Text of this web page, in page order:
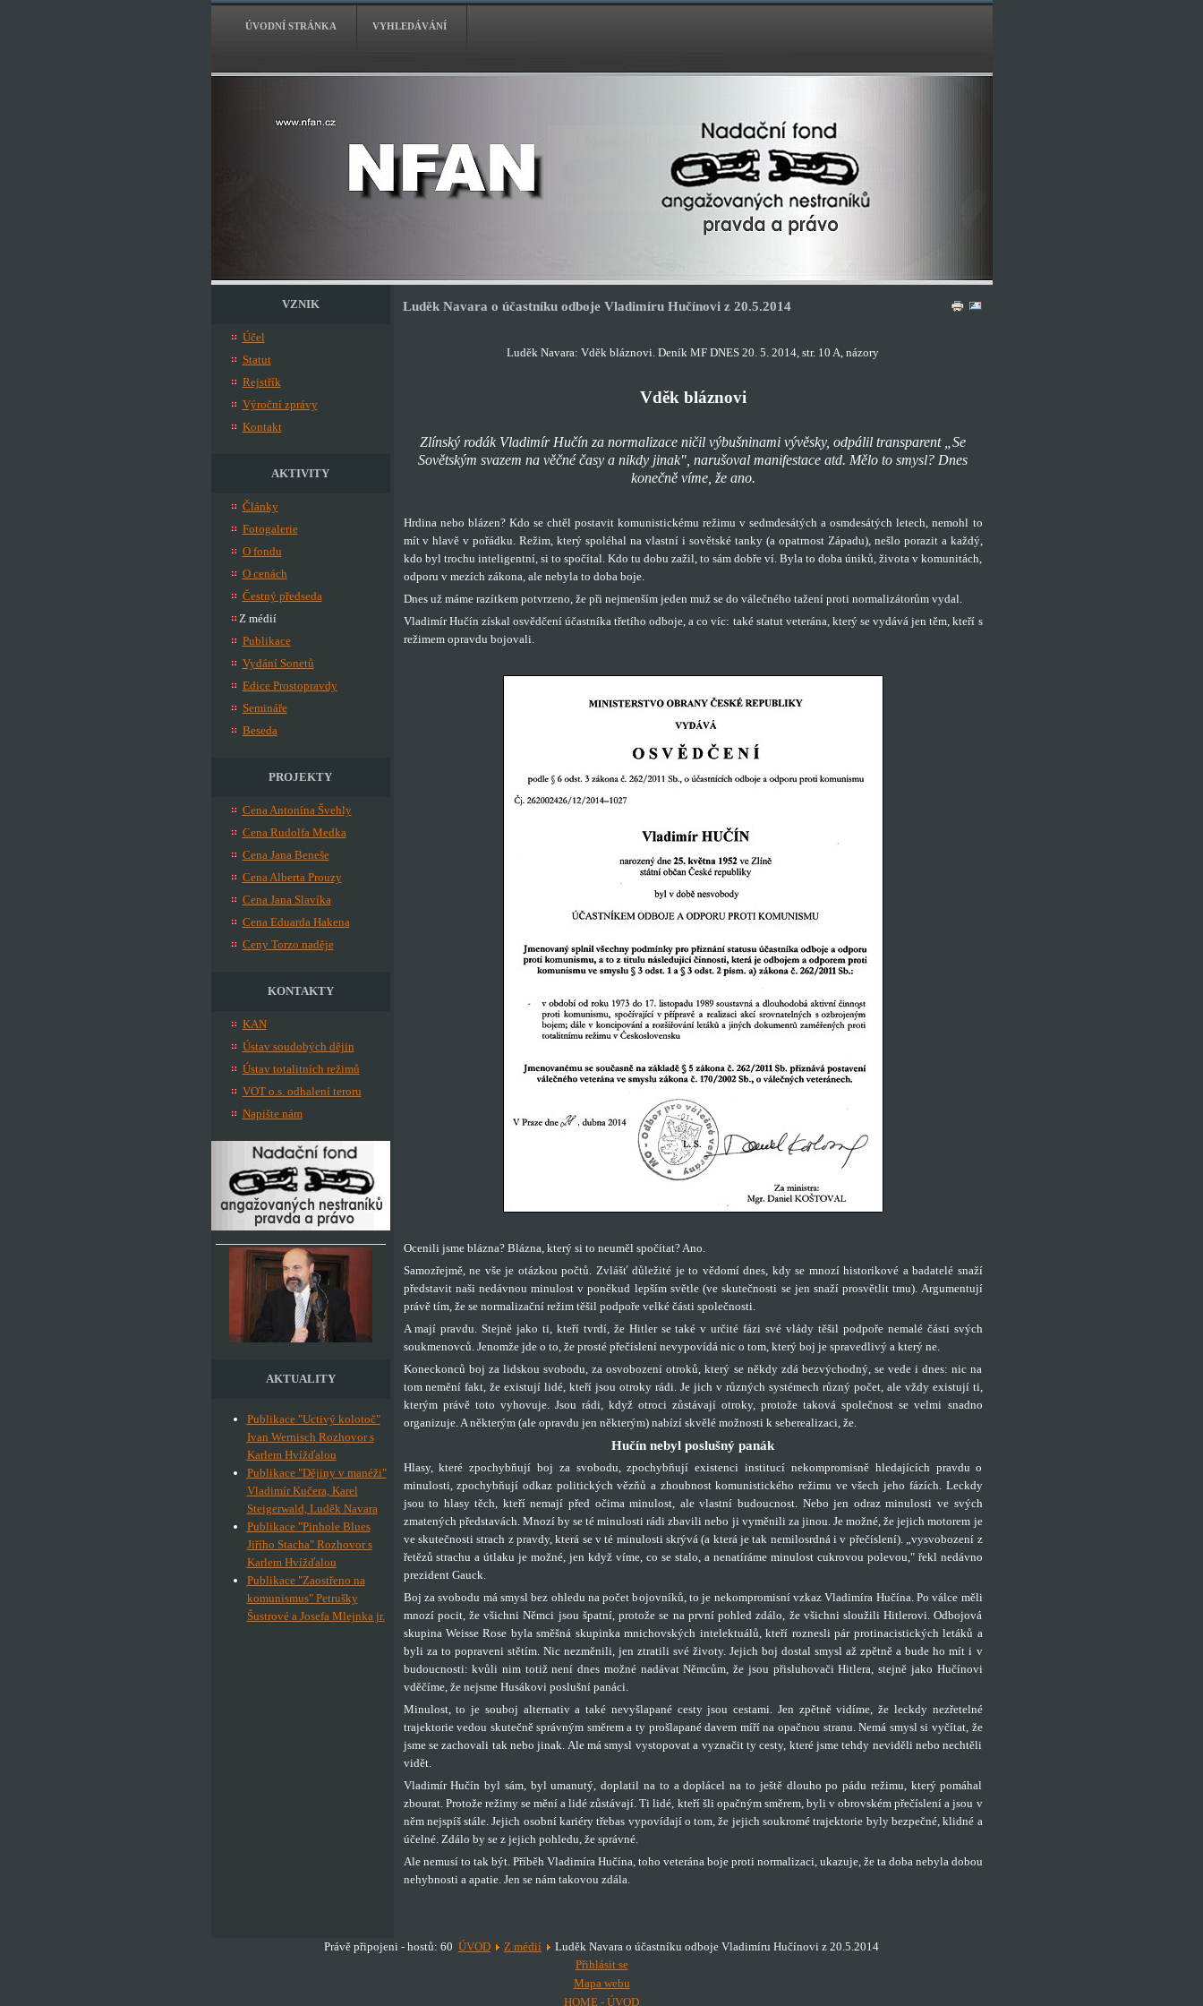
ÚVODNÍ STRÁNKA VYHLEDÁVÁNÍ
VZNIK
Účel
Statut
Rejstřík
Výroční zprávy
Kontakt
AKTIVITY
Články
Fotogalerie
O fondu
O cenách
Čestný předseda
Z médií
Publikace
Vydání Sonetů
Edice Prostopravdy
Semináře
Beseda
PROJEKTY
Cena Antonína Švehly
Cena Rudolfa Medka
Cena Jana Beneše
Cena Alberta Prouzy
Cena Jana Slavíka
Cena Eduarda Hakena
Ceny Torzo naděje
KONTAKTY
KAN
Ústav soudobých dějin
Ústav totalitních režimů
VOT o.s. odhalení teroru
Napište nám
AKTUALITY
Publikace "Uctivý kolotoč"
Ivan Wernisch Rozhovor s
Karlem Hvížďalou
Publikace "Dějiny v manéži"
Vladimír Kučera, Karel
Steigerwald, Luděk Navara
Publikace "Pinhole Blues
Jiřího Stacha" Rozhovor s
Karlem Hvížďalou
Publikace "Zaostřeno na
komunismus" Petrušky
Šustrové a Josefa Mlejnka jr.
Luděk Navara o účastníku odboje Vladimíru Hučínovi z 20.5.2014
Luděk Navara: Vděk bláznovi. Deník MF DNES 20. 5. 2014, str. 10 A, názory
Vděk bláznovi
Zlínský rodák Vladimír Hučín za normalizace ničil výbušninami vývěsky, odpálil transparent „Se
Sovětským svazem na věčné časy a nikdy jinak", narušoval manifestace atd. Mělo to smysl? Dnes
konečně víme, že ano.
Hrdina nebo blázen? Kdo se chtěl postavit komunistickému režimu v sedmdesátých a osmdesátých letech, nemohl to
mít v hlavě v pořádku. Režim, který spoléhal na vlastní i sovětské tanky (a opatrnost Západu), nešlo porazit a každý,
kdo byl trochu inteligentní, si to spočítal. Kdo tu dobu zažil, to sám dobře ví. Byla to doba úniků, života v komunitách,
odporu v mezích zákona, ale nebyla to doba boje.
Dnes už máme razítkem potvrzeno, že při nejmenším jeden muž se do válečného tažení proti normalizátorům vydal.
Vladimír Hučín získal osvědčení účastníka třetího odboje, a co víc: také statut veterána, který se vydává jen těm, kteří s
režimem opravdu bojovali.
Ocenili jsme blázna? Blázna, který si to neuměl spočítat? Ano.
Samozřejmě, ne vše je otázkou počtů. Zvlášť důležité je to vědomí dnes, kdy se mnozí historikové a badatelé snaží
představit naši nedávnou minulost v poněkud lepším světle (ve skutečnosti se jen snaží prosvětlit tmu). Argumentují
právě tím, že se normalizační režim těšil podpoře velké části společnosti.
A mají pravdu. Stejně jako ti, kteří tvrdí, že Hitler se také v určité fázi své vlády těšil podpoře nemalé části svých
soukmenovců. Jenomže jde o to, že prosté přečíslení nevypovídá nic o tom, který boj je spravedlivý a který ne.
Koneckonců boj za lidskou svobodu, za osvobození otroků, který se někdy zdá bezvýchodný, se vede i dnes: nic na
tom nemění fakt, že existují lidé, kteří jsou otroky rádi. Je jich v různých systémech různý počet, ale vždy existují ti,
kterým právě toto vyhovuje. Jsou rádi, když otroci zůstávají otroky, protože taková společnost se velmi snadno
organizuje. A některým (ale opravdu jen některým) nabízí skvělé možnosti k seberealizaci, že.
Hučín nebyl poslušný panák
Hlasy, které zpochybňují boj za svobodu, zpochybňují existenci institucí nekompromisně hledajících pravdu o
minulosti, zpochybňují odkaz politických vězňů a zhoubnost komunistického režimu ve všech jeho fázích. Leckdy
jsou to hlasy těch, kteří nemají před očima minulost, ale vlastní budoucnost. Nebo jen odraz minulosti ve svých
zmatených představách. Mnozí by se té minulosti rádi zbavili nebo ji vyměnili za jinou. Je možné, že jejich motorem je
ve skutečnosti strach z pravdy, která se v té minulosti skrývá (a která je tak nemilosrdná i v přečíslení). „vysvobození z
řetězů strachu a útlaku je možné, jen když víme, co se stalo, a nenatíráme minulost cukrovou polevou," řekl nedávno
prezident Gauck.
Boj za svobodu má smysl bez ohledu na počet bojovníků, to je nekompromisní vzkaz Vladimíra Hučína. Po válce měli
mnozí pocit, že všichni Němci jsou špatní, protože se na první pohled zdálo, že všichni sloužili Hitlerovi. Odbojová
skupina Weisse Rose byla směšná skupinka mnichovských intelektuálů, kteří roznesli pár protinacistických letáků a
byli za to popraveni stětím. Nic nezměnili, jen ztratili své životy. Jejich boj dostal smysl až zpětně a bude ho mít i v
budoucnosti: kvůli nim totiž není dnes možné nadávat Němcům, že jsou přisluhovači Hitlera, stejně jako Hučínovi
vděčíme, že nejsme Husákovi poslušní panáci.
Minulost, to je souboj alternativ a také nevyšlapané cesty jsou cestami. Jen zpětně vidíme, že leckdy nezřetelné
trajektorie vedou skutečně správným směrem a ty prošlapané davem míří na opačnou stranu. Nemá smysl si vyčítat, že
jsme se zachovali tak nebo jinak. Ale má smysl vystopovat a vyznačit ty cesty, které jsme tehdy neviděli nebo nechtěli
vidět.
Vladimír Hučín byl sám, byl umanutý, doplatil na to a doplácel na to ještě dlouho po pádu režimu, který pomáhal
zbourat. Protože režimy se mění a lidé zůstávají. Ti lidé, kteří šli opačným směrem, byli v obrovském přečíslení a jsou v
něm nejspíš stále. Jejich osobní kariéry třebas vypovídají o tom, že jejich soukromé trajektorie byly bezpečné, klidné a
účelné. Zdálo by se z jejich pohledu, že správné.
Ale nemusí to tak být. Příběh Vladimíra Hučína, toho veterána boje proti normalizaci, ukazuje, že ta doba nebyla dobou
nehybnosti a apatie. Jen se nám takovou zdála.
Právě připojeni - hostů: 60 ÚVOD Z médií
Luděk Navara o účastníku odboje Vladimíru Hučínovi z 20.5.2014
Přihlásit se
Mapa webu
HOME - ÚVOD